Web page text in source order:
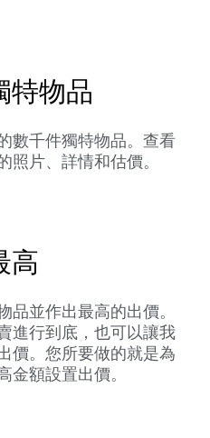
特物品
數千件獨特物品。查看
照片、詳情和估價。
高
品並作出最高的出價。
進行到底，也可以讓我
價。您所要做的就是為
金額設置出價。